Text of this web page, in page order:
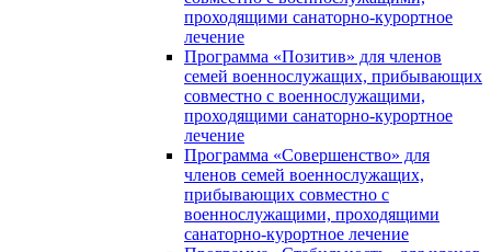
проходящими санаторно-курортное
лечение
Программа «Позитив» для членов
семей военнослужащих, прибывающих
совместно с военнослужащими,
проходящими санаторно-курортное
лечение
Программа «Совершенство» для
членов семей военнослужащих,
прибывающих совместно с
военнослужащими, проходящими
санаторно-курортное лечение